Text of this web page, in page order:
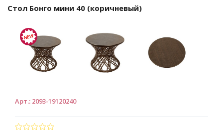
Стол Бонго мини 40 (коричневый)
Арт.: 2093-19120240